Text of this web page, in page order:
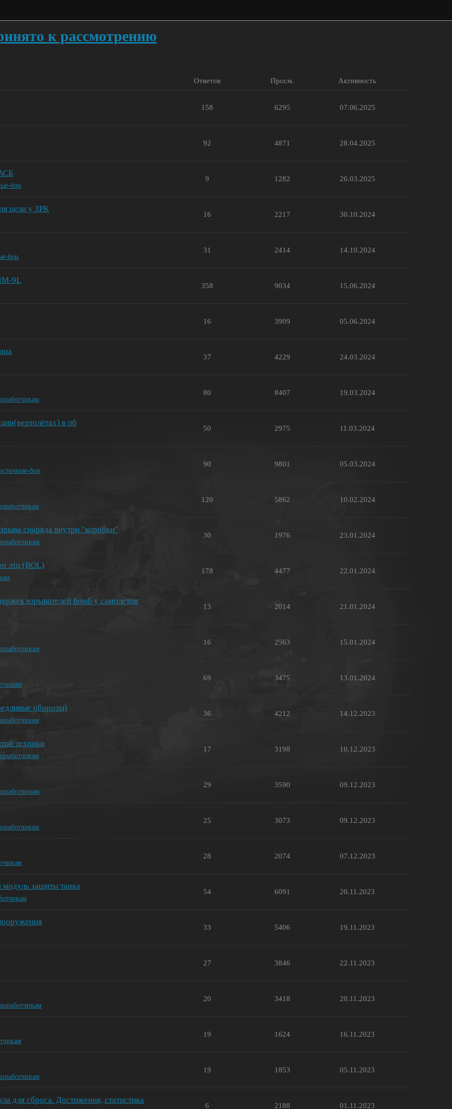
к рассмотрению
Ответов Просм. Активность
158 6295 07.06.2025
92 4871 28.04.2025
бои
9 1282 26.03.2025
цели у ЗРК
16 2217 30.10.2024
бои
31 2414 14.10.2024
9L
358 9034 15.06.2024
16 3909 05.06.2024
37 4229 24.03.2024
80 8407 19.03.2024
в пб
50 2975 11.03.2024
бои
90 9801 05.03.2024
120 5862 10.02.2024
снаряда внутри "коробки"
30 1976 23.01.2024
лтц (BOL)
178 4477 22.01.2024
взрывателей бомб у самолетов
13 2014 21.01.2024
16 2563 15.01.2024
69 3475 13.01.2024
обороты)
36 4212 14.12.2023
техники
17 3198 10.12.2023
29 3590 09.12.2023
25 3073 09.12.2023
28 2074 07.12.2023
защиты танка
54 6091 20.11.2023
33 5406 19.11.2023
27 3846 22.11.2023
20 3418 20.11.2023
19 1624 16.11.2023
19 1853 05.11.2023
для сброса. Достижения, статистика
6 2188 01.11.2023